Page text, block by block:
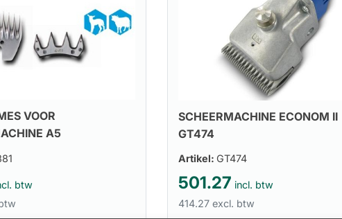
VOOR
A5
btw
SCHEERMACHINE ECONOM II
GT474
Artikel: GT474
501.27 incl. btw
414.27 excl. btw